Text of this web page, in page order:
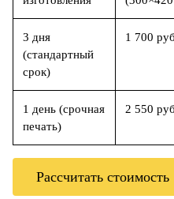
3 дня
(стандартный
срок)
1 700
1 день (срочная
печать)
2 550
Рассчитать стоимость